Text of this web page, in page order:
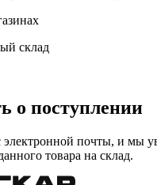
склад
о поступлении
электронной почты, и мы
товара на склад.